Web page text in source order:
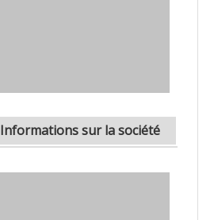
Informations sur la société